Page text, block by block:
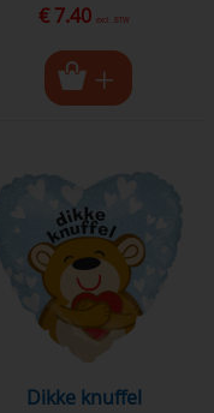
€ 7.40 excl. BTW
dikke knuffel